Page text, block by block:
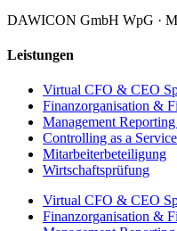
DAWICON GmbH WpG ·
Leistungen
Virtual CFO & CEO
Finanzorganisation &
Management
Controlling as a Service
Mitarbeiterbeteiligung
Wirtschaftsprüfung
Virtual CFO & CEO
Finanzorganisation &